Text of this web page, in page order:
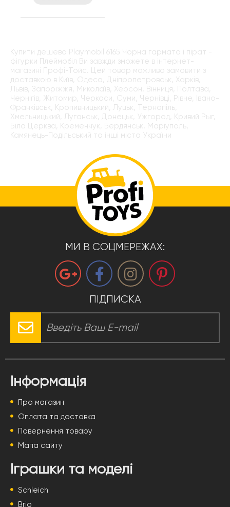
Купити дешево Playmobil 6165 Чорна гармата і пірат -
фігурки Плеймобіл Ви завжди зможете в інтернет-
магазині Профі-Тойс. Цей товар можливо замовити з
доставкою в Київ, Одеса, Дніпропетровськ, Харків,
Львів, Запоріжжя, Миколаїв, Херсон, Вінниця, Полтава,
Чернігів, Житомир, Черкаси, Суми, Чернівці, Рівне, Івано-
Франківськ, Кропивницький, Луцьк, Тернопіль,
Хмельницький, Луганськ, Донецьк, Ужгород, Кривий Рыг,
Біла Церква, Кременчук, Бердянськ, Маріуполь,
Камянець-Подільський та інші міста України
МИ В СОЦМЕРЕЖАХ:
ПІДПИСКА
Інформація
Про магазин
Оплата та доставка
Повернення товару
Мапа сайту
Іграшки та моделі
Schleich
Brio